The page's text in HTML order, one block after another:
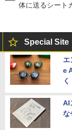
体に送るシート
Special Site
エ
e
く
AI
な